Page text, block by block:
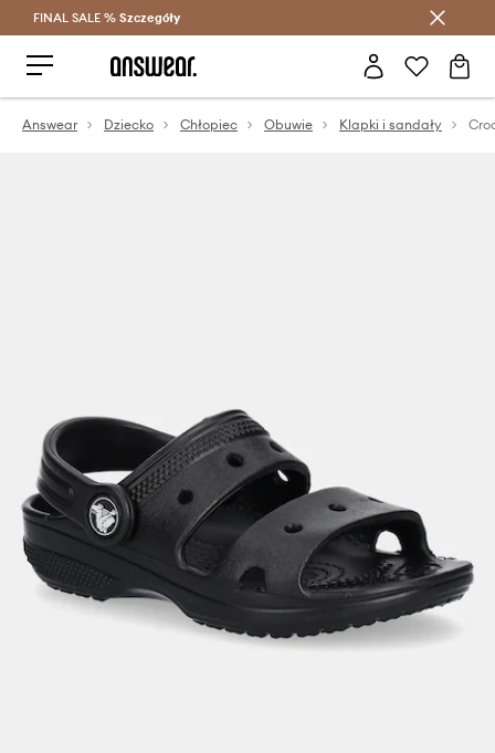
Oszczędzaj z Answear Club >
FINAL SALE % Szczegóły
Answear Dziecko Chłopiec Obuwie Klapki i sandały